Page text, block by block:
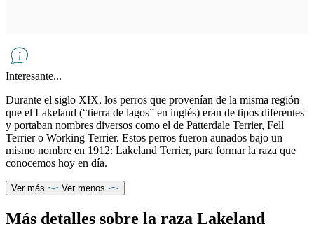
Interesante...
Durante el siglo XIX, los perros que provenían de la misma región
que el Lakeland (“tierra de lagos” en inglés) eran de tipos diferentes
y portaban nombres diversos como el de Patterdale Terrier, Fell
Terrier o Working Terrier. Estos perros fueron aunados bajo un
mismo nombre en 1912: Lakeland Terrier, para formar la raza que
conocemos hoy en día.
Ver más Ver menos
Más detalles sobre la raza Lakeland